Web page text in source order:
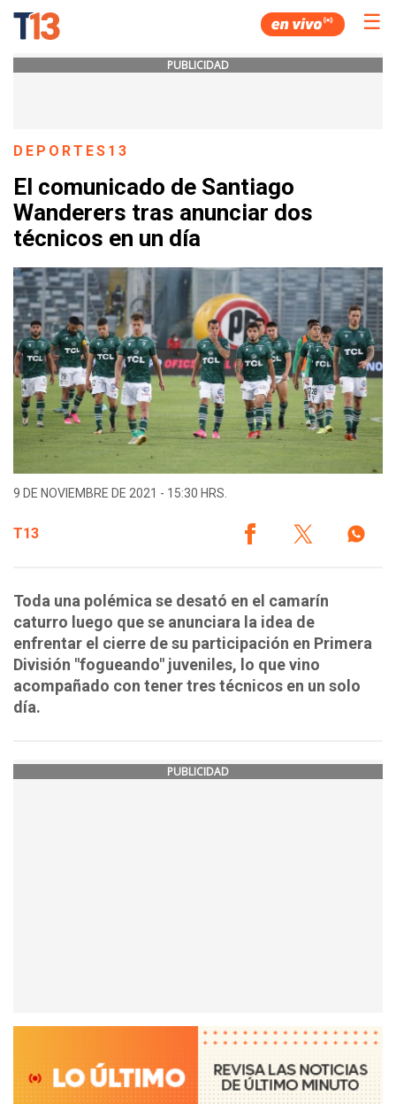
☰
PUBLICIDAD
DEPORTES13
El comunicado de Santiago
Wanderers tras anunciar dos
técnicos en un día
9 DE NOVIEMBRE DE 2021 - 15:30 HRS.
T13
Toda una polémica se desató en el camarín
caturro luego que se anunciara la idea de
enfrentar el cierre de su participación en Primera
División "fogueando" juveniles, lo que vino
acompañado con tener tres técnicos en un solo
día.
PUBLICIDAD